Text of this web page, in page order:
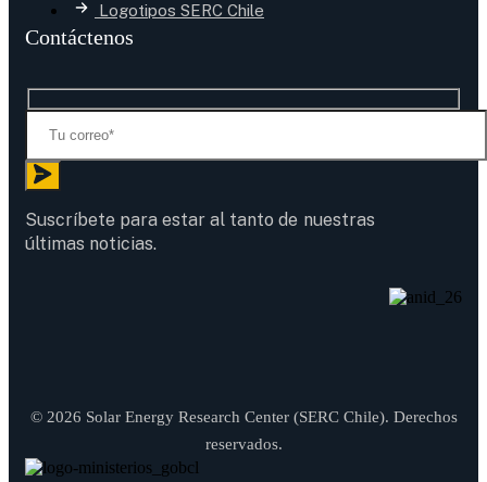
Logotipos SERC Chile
Contáctenos
Suscríbete para estar al tanto de nuestras
últimas noticias.
© 2026 Solar Energy Research Center (SERC Chile). Derechos
reservados.